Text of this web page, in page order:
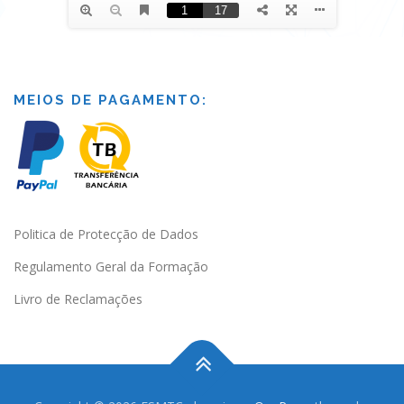
MEIOS DE PAGAMENTO:
Politica de Protecção de Dados
Regulamento Geral da Formação
Livro de Reclamações